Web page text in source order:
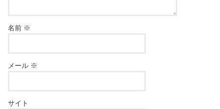
名前 ※
メール ※
サイト